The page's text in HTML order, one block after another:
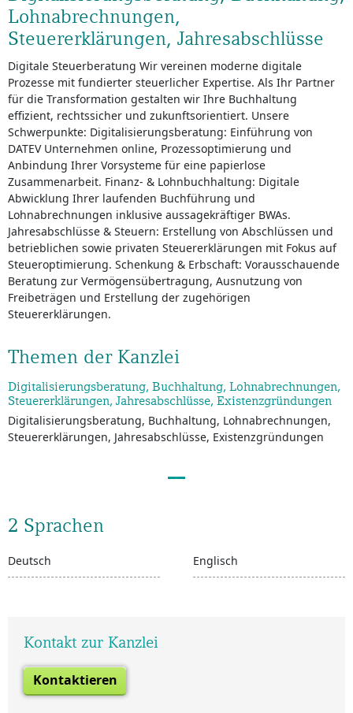
Lohnabrechnungen,
Steuererklärungen, Jahresabschlüsse
Digitale Steuerberatung Wir vereinen moderne digitale
Prozesse mit fundierter steuerlicher Expertise. Als Ihr Partner
für die Transformation gestalten wir Ihre Buchhaltung
effizient, rechtssicher und zukunftsorientiert. Unsere
Schwerpunkte: Digitalisierungsberatung: Einführung von
DATEV Unternehmen online, Prozessoptimierung und
Anbindung Ihrer Vorsysteme für eine papierlose
Zusammenarbeit. Finanz- & Lohnbuchhaltung: Digitale
Abwicklung Ihrer laufenden Buchführung und
Lohnabrechnungen inklusive aussagekräftiger BWAs.
Jahresabschlüsse & Steuern: Erstellung von Abschlüssen und
betrieblichen sowie privaten Steuererklärungen mit Fokus auf
Steueroptimierung. Schenkung & Erbschaft: Vorausschauende
Beratung zur Vermögensübertragung, Ausnutzung von
Freibeträgen und Erstellung der zugehörigen
Steuererklärungen.
Themen der Kanzlei
Digitalisierungsberatung, Buchhaltung, Lohnabrechnungen,
Steuererklärungen, Jahresabschlüsse, Existenzgründungen
Digitalisierungsberatung, Buchhaltung, Lohnabrechnungen,
Steuererklärungen, Jahresabschlüsse, Existenzgründungen
2 Sprachen
Deutsch Englisch
Kontakt zur Kanzlei
Kontaktieren